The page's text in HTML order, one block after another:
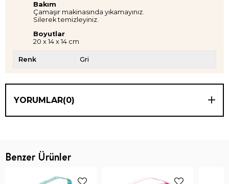
Bakım
Çamaşır makinasında yıkamayınız.
Silerek temizleyiniz.
Boyutlar
20 x 14 x 14 cm
Renk Gri
YORUMLAR(0)
Benzer Ürünler